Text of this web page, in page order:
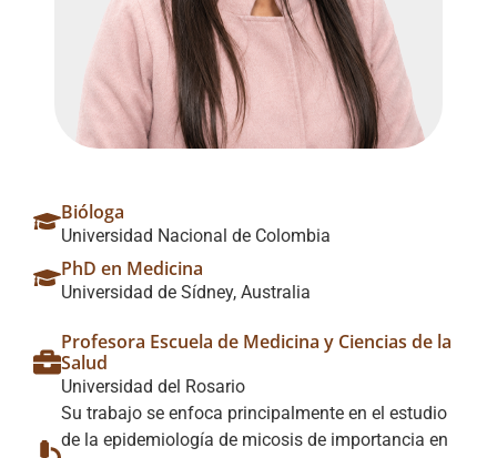
Bióloga
Universidad Nacional de Colombia
PhD en Medicina
Universidad de Sídney, Australia
Profesora Escuela de Medicina y Ciencias de la
Salud
Universidad del Rosario
Su trabajo se enfoca principalmente en el estudio
de la epidemiología de micosis de importancia en